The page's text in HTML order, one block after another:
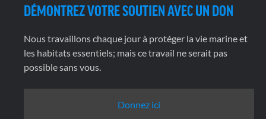
DÉMONTREZ VOTRE SOUTIEN AVEC UN DON
Nous travaillons chaque jour à protéger la vie marine et
les habitats essentiels; mais ce travail ne serait pas
possible sans vous.
Donnez ici